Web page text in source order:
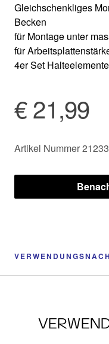
Gleichschenkliges
Becken
für Montage unter
für
4er Set
€ 21,99
Artikel Nummer